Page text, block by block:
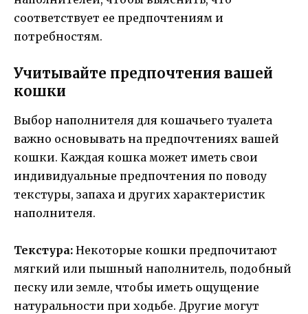
соответствует ее предпочтениям и
потребностям.
Учитывайте предпочтения вашей
кошки
Выбор наполнителя для кошачьего туалета
важно основывать на предпочтениях вашей
кошки. Каждая кошка может иметь свои
индивидуальные предпочтения по поводу
текстуры, запаха и других характеристик
наполнителя.
Текстура: Некоторые кошки предпочитают
мягкий или пышный наполнитель, подобный
песку или земле, чтобы иметь ощущение
натуральности при ходьбе. Другие могут